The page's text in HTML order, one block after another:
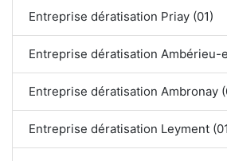
Entreprise dératisation Priay (01)
Entreprise dératisation Ambérieu-
Entreprise dératisation Ambronay
Entreprise dératisation Leyment